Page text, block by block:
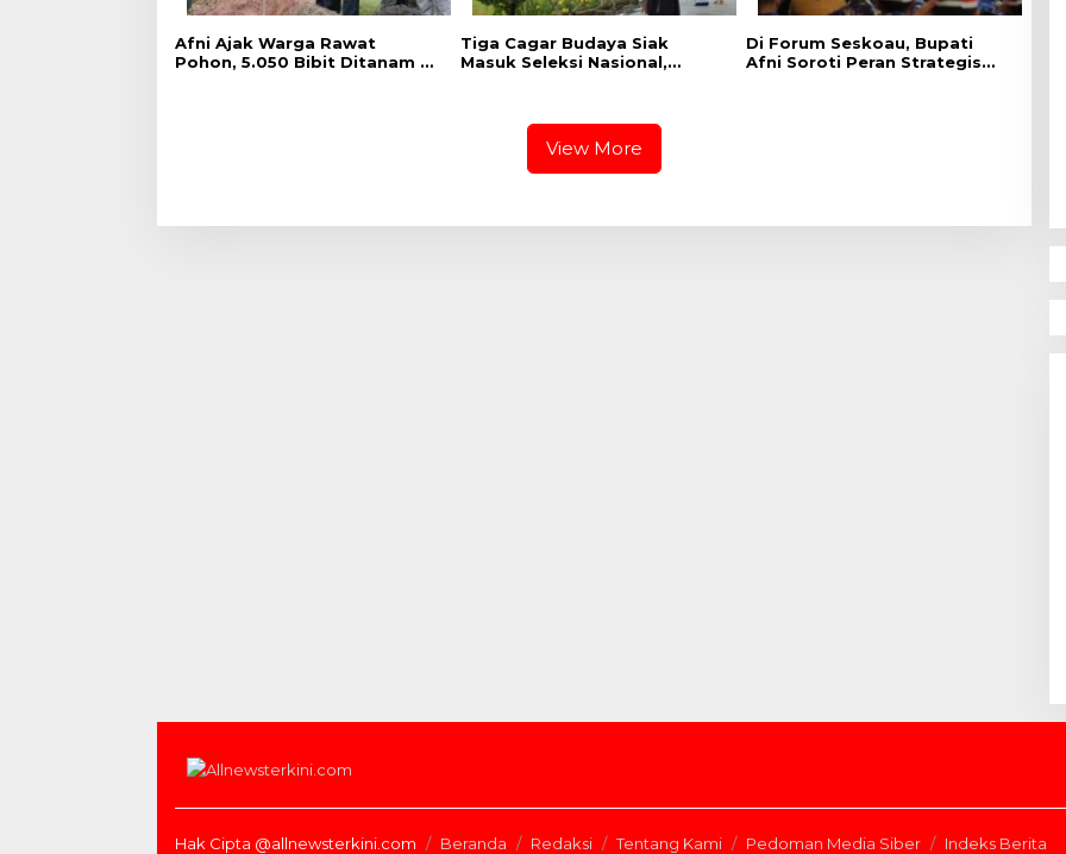
Afni Ajak Warga Rawat
Pohon, 5.050 Bibit Ditanam di
Tiga Cagar Budaya Siak
Masuk Seleksi Nasional,
Di Forum Seskoau, Bupati
Afni Soroti Peran Strategis
View More
Hak Cipta @allnewsterkini.com Beranda Redaksi Tentang Kami Pedoman Media Siber Indeks Berita